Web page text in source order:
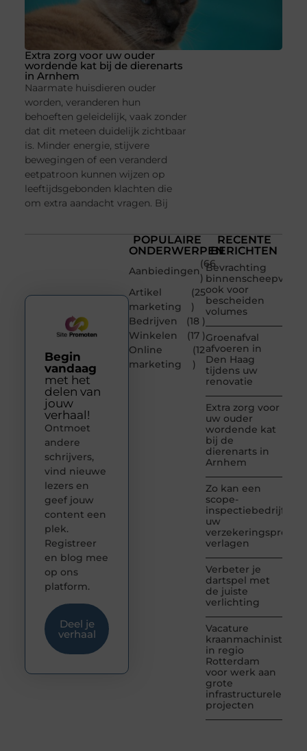
Extra zorg voor uw ouder
wordende kat bij de dierenarts
in Arnhem
Naarmate huisdieren ouder
worden, veranderen hun
behoeften geleidelijk, vaak zonder
dat dit meteen duidelijk zichtbaar
is. Minder energie, stijvere
bewegingen of een veranderd
eetpatroon kunnen wijzen op
leeftijdsgebonden klachten die
om extra aandacht vragen. Bij
POPULAIRE
ONDERWERPEN
Aanbiedingen
(66
)
Artikel
marketing
(25
)
Bedrijven
(18 )
Winkelen
(17 )
Online
marketing
(12
)
RECENTE
BERICHTEN
Bevrachting
binnenscheepvaart
ook voor
bescheiden
volumes
Groenafval
afvoeren in
Den Haag
tijdens uw
renovatie
Extra zorg voor
uw ouder
wordende kat
bij de
dierenarts in
Arnhem
Zo kan een
scope-
inspectiebedrijf
uw
verzekeringspremie
verlagen
Verbeter je
dartspel met
de juiste
verlichting
Vacature
kraanmachinist
in regio
Rotterdam
voor werk aan
grote
infrastructurele
projecten
Begin
vandaag
met het
delen van
jouw
verhaal!
Ontmoet
andere
schrijvers,
vind nieuwe
lezers en
geef jouw
content een
plek.
Registreer
en blog mee
op ons
platform.
Deel je
verhaal